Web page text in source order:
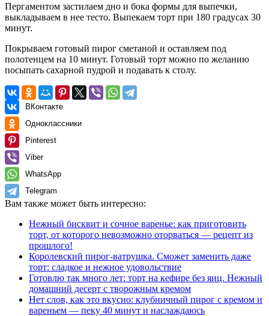
Пергаментом застилаем дно и бока формы для выпечки,
выкладываем в нее тесто. Выпекаем торт при 180 градусах 30
минут.
Покрываем готовый пирог сметаной и оставляем под
полотенцем на 10 минут. Готовый торт можно по желанию
посыпать сахарной пудрой и подавать к столу.
ВКонтакте
Одноклассники
Pinterest
Viber
WhatsApp
Telegram
Вам также может быть интересно:
Нежный бисквит и сочное варенье: как приготовить
торт, от которого невозможно оторваться — рецепт из
прошлого!
Королевский пирог-ватрушка. Сможет заменить даже
торт: сладкое и нежное удовольствие
Готовлю так много лет: торт на кефире без яиц. Нежный
домашний десерт с творожным кремом
Нет слов, как это вкусно: клубничный пирог с кремом и
вареньем — пеку 40 минут и наслаждаюсь